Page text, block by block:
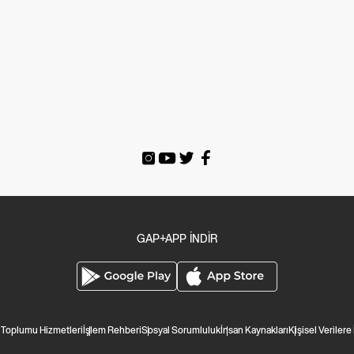
GAP+APP İNDİR
Hizmetleriİşlem RehberiSosyal Sorumlulukİnsan KaynaklarıKişisel Verilere